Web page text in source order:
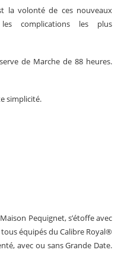
la volonté de ces nouveaux
complications les plus
de Marche de 88 heures.
simplicité.
Pequignet, s’étoffe avec
équipés du Calibre Royal®
avec ou sans Grande Date.